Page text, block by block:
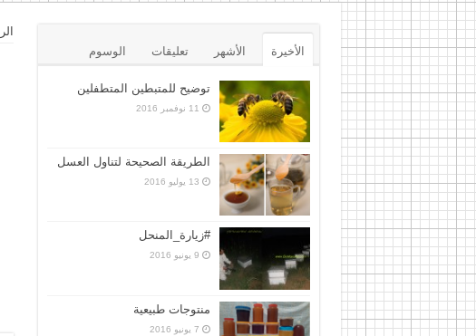
الأخيرة الأشهر تعليقات الوسوم
توضيح للمتبطين المتطفلين
11 نوفمبر 2016
الطريقة الصحيحة لتناول العسل
13 يوليو 2016
#زيارة_المنحل
9 يونيو 2016
منتوجات طبيعية
7 يونيو 2016